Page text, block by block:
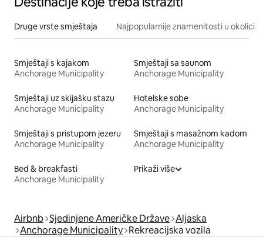
Druge vrste smještaja Najpopularnije znamenitosti u okolici
Smještaji s kajakom
Anchorage Municipality
Smještaji sa saunom
Anchorage Municipality
Smještaji uz skijašku stazu
Anchorage Municipality
Hotelske sobe
Anchorage Municipality
Smještaji s pristupom jezeru
Anchorage Municipality
Smještaji s masažnom kadom
Anchorage Municipality
Bed & breakfasti
Anchorage Municipality
Prikaži više
Airbnb Sjedinjene Američke Države Aljaska
Anchorage Municipality Rekreacijska vozila